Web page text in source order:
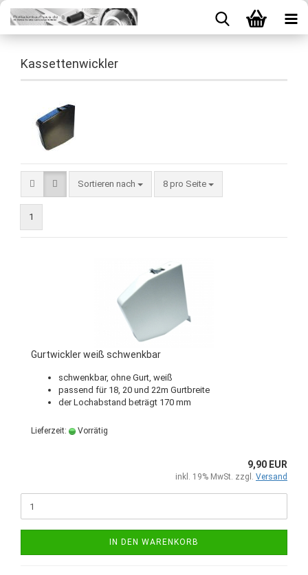
Kassettenwickler
Sortieren nach 8 pro Seite
1
Gurtwickler weiß schwenkbar
schwenkbar, ohne Gurt, weiß
passend für 18, 20 und 22m Gurtbreite
der Lochabstand beträgt 170 mm
Lieferzeit: Vorrätig
9,90 EUR
inkl. 19% MwSt. zzgl. Versand
IN DEN WARENKORB